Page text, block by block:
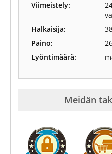
Viimeistely:
Halkaisija:
Paino:
Lyöntimäärä:
Meidän